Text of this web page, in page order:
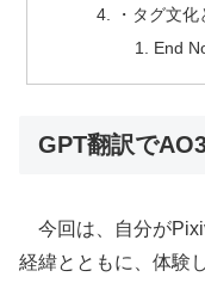
・タグ文
End
GPT翻訳で
今回は、自分が
経緯とともに、体験